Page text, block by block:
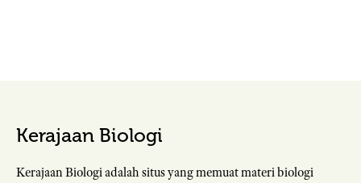
Kerajaan Biologi
Kerajaan Biologi adalah situs yang memuat materi biologi